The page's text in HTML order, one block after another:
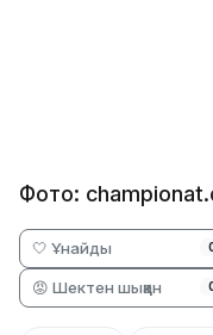
Фото:
🤍 Ұнайды
😡 Шектен шыққан